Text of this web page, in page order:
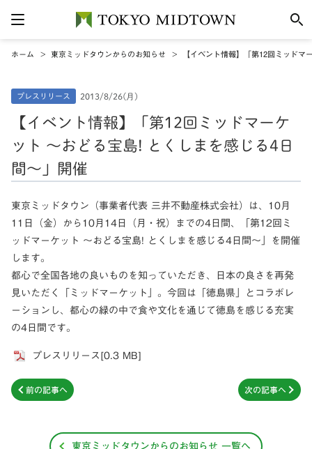
ホーム 東京ミッドタウンからのお知らせ 【イベント情報】「第12回ミッド
プレスリリース 2013/8/26(月)
【イベント情報】「第12回ミッドマーケ
ット ～おどる宝島! とくしまを感じる4日
間～」開催
東京ミッドタウン（事業者代表 三井不動産株式会社）は、10月
11日（金）から10月14日（月・祝）までの4日間、「第12回ミ
ッドマーケット ～おどる宝島! とくしまを感じる4日間～」を開催
します。
都心で全国各地の良いものを知っていただき、日本の良さを再発
見いただく「ミッドマーケット」。今回は「徳島県」とコラボレ
ーションし、都心の緑の中で食や文化を通じて徳島を感じる充実
の4日間です。
プレスリリース[0.3 MB]
次の記事へ
前の記事へ
東京ミッドタウンからのお知らせ 一覧へ